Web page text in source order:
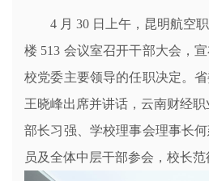
4 月 30 日上午，昆明航空
楼 513 会议室召开干部大会，
校党委主要领导的任职决定。
王晓峰出席并讲话，云南财经
部长习强、学校理事会理事长
员及全体中层干部参会，校长范